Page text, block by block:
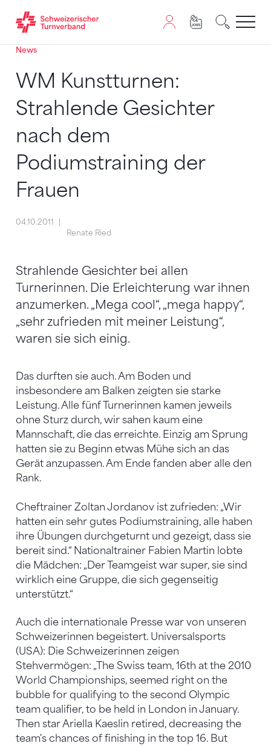
Zum Inhalt springen
Zur Sitemap navigieren
Zum Navigieren dieser Seite wird JavaScript benötigt.
News
WM Kunstturnen:
Strahlende Gesichter
nach dem
Podiumstraining der
Frauen
04.10.2011
Renate Ried
Strahlende Gesichter bei allen
Turnerinnen. Die Erleichterung war ihnen
anzumerken. „Mega cool“, „mega happy“,
„sehr zufrieden mit meiner Leistung“,
waren sie sich einig.
Das durften sie auch. Am Boden und
insbesondere am Balken zeigten sie starke
Leistung. Alle fünf Turnerinnen kamen jeweils
ohne Sturz durch, wir sahen kaum eine
Mannschaft, die das erreichte. Einzig am Sprung
hatten sie zu Beginn etwas Mühe sich an das
Gerät anzupassen. Am Ende fanden aber alle den
Rank.
Cheftrainer Zoltan Jordanov ist zufrieden: „Wir
hatten ein sehr gutes Podiumstraining, alle haben
ihre Übungen durchgeturnt und gezeigt, dass sie
bereit sind.“ Nationaltrainer Fabien Martin lobte
die Mädchen: „Der Teamgeist war super, sie sind
wirklich eine Gruppe, die sich gegenseitig
unterstützt.“
Auch die internationale Presse war von unseren
Schweizerinnen begeistert. Universalsports
(USA): Die Schweizerinnen zeigen
Stehvermögen: „The Swiss team, 16th at the 2010
World Championships, seemed right on the
bubble for qualifying to the second Olympic
team qualifier, to be held in London in January.
Then star Ariella Kaeslin retired, decreasing the
team's chances of finishing in the top 16. But